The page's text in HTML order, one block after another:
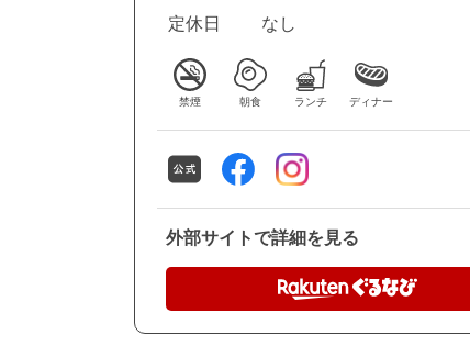
定休日
なし
禁煙 朝食 ランチ ディナー
外部サイトで詳細を見る